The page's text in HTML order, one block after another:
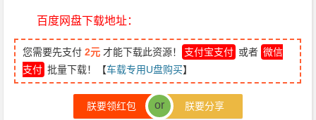
百度网盘下载地址：
您需要先支付2元 才能下载此资源！ 支付宝支付 或者 微信
支付 批量下载！【车载专用U盘购买】
朕要领红包 or 朕要分享